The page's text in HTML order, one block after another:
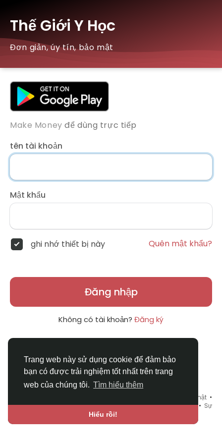
Trang web này sử dụng cookie để đảm bảo
bạn có được trải nghiệm tốt nhất trên trang
web của chúng tôi. Tìm hiểu thêm
Hiểu rồi!
Thế Giới Y Học
Đơn giản, úy tín, bảo mật
Make Money để dùng trực tiếp
tên tài khoản
Mật khẩu
ghi nhớ thiết bị này Quên mật khẩu?
Đăng nhập
Không có tài khoản? Đăng ký
Chính sách bảo mật •
Liên hệ chúng tôi•Bao Quát•Danh mục•Blog•Diễn đàn• Sự
Chợ Tình•